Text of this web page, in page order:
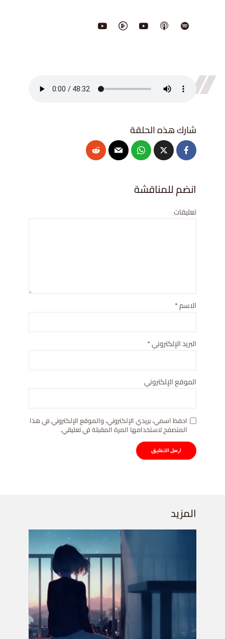
انضم للمناقشة
تعليقات
الاسم*
البريد الإلكتروني*
الموقع الإلكتروني
احفظ اسمي، بريدي الإلكتروني، والموقع الإلكتروني في هذا
المتصفح لاستخدامها المرة المقبلة في تعليقي.
المزيد